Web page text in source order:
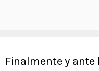
Finalmente y